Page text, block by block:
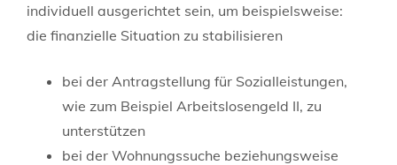
individuell ausgerichtet sein, um beispielsweise:
die finanzielle Situation zu stabilisieren
bei der Antragstellung für Sozialleistungen,
wie zum Beispiel Arbeitslosengeld II, zu
unterstützen
bei der Wohnungssuche beziehungsweise